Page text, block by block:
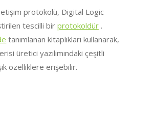
protokolü, Digital Logic
tescilli birprotokoldür .
tanımlanan kitaplıkları kullanarak,
üretici yazılımındaki çeşitli
özelliklere erişebilir.